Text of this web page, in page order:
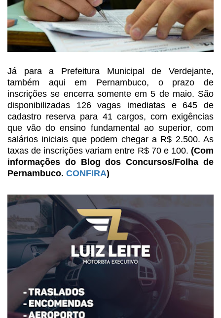
Já para a Prefeitura Municipal de Verdejante,
também aqui em Pernambuco, o prazo de
inscrições se encerra somente em 5 demaio. São
disponibilizadas 126 vagas imediatas e 645 de
cadastro reserva para 41 cargos, com exigências
que vão do ensino fundamental ao superior, com
salários iniciais que podem chegar a R$ 2.500. As
taxas de inscrições variam entre R$ 70 e 100.(Com
informações do Blog dos Concursos/Folha de
Pernambuco. CONFIRA)